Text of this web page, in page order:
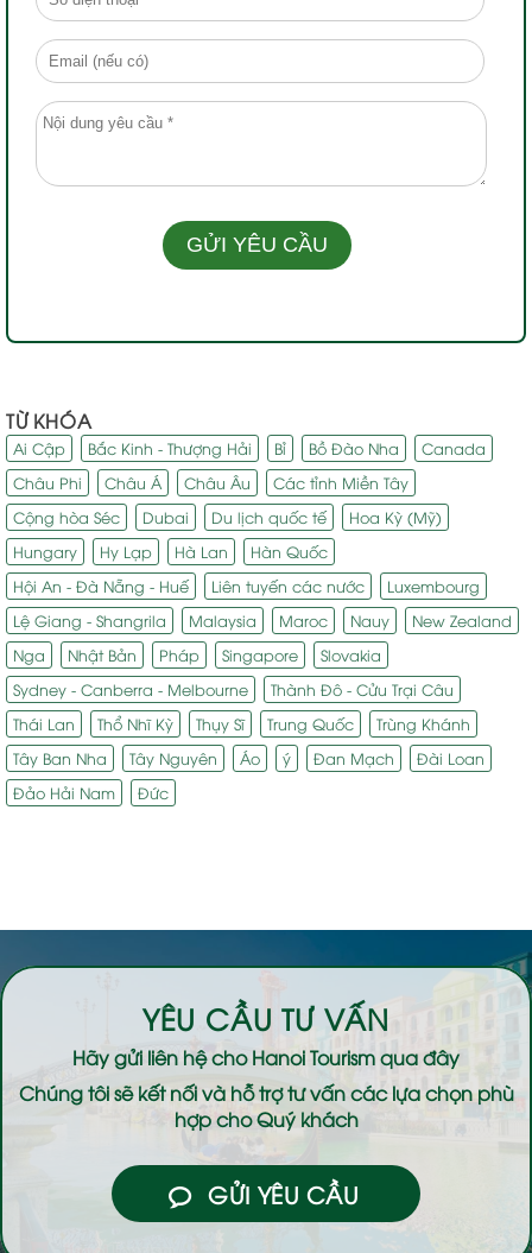
TỪ KHÓA
Ai Cập Bắc Kinh - Thượng Hải Bỉ Bồ Đào Nha
Canada
Châu Phi
Châu Á Châu Âu
Các tỉnh Miền Tây
Cộng hòa Séc
Dubai Du lịch quốc tế
Hoa Kỳ (Mỹ)
Hungary
Hy Lạp Hà Lan
Hàn Quốc
Hội An - Đà Nẵng - Huế
Liên tuyến các nước
Luxembourg
Lệ Giang - Shangrila
Malaysia Maroc Nauy
New Zealand
Nga
Nhật Bản Pháp Singapore
Slovakia
Sydney - Canberra - Melbourne
Thành Đô - Cửu Trại Câu
Thái Lan
Thổ Nhĩ Kỳ Thụy Sĩ Trung Quốc
Trùng Khánh
Tây Ban Nha
Tây Nguyên Áo ý Đan Mạch
Đài Loan
Đảo Hải Nam
Đức
YÊU CẦU TƯ VẤN
Hãy gửi liên hệ choHanoi Tourismqua đây
Chúng tôi sẽ kết nối và hỗ trợ tư vấn các lựa chọn phù
hợp cho Quý khách
GỬI YÊU CẦU